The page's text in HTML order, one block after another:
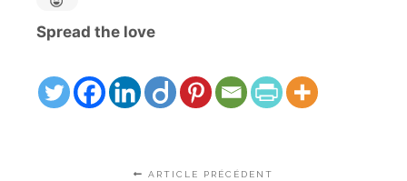
Spread the love
ARTICLE PRÉCÉDENT